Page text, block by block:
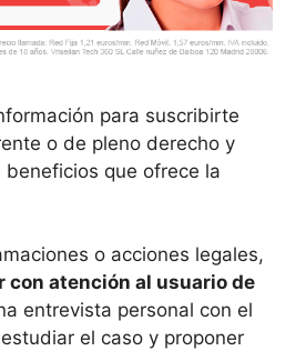
para suscribirte
o de pleno derecho y
que ofrece la
o acciones legales,
con atención al usuario de
entrevista personal con el
el caso y proponer